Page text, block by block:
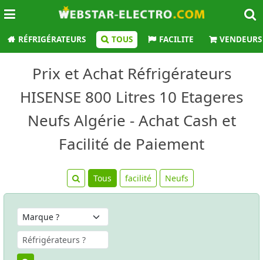
RÉFRIGÉRATEURS TOUS FACILITE VENDEURS
Prix et Achat Réfrigérateurs
HISENSE 800 Litres 10 Etageres
Neufs Algérie - Achat Cash et
Facilité de Paiement
Tous facilité Neufs